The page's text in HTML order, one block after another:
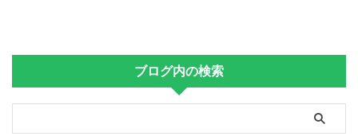
ブログ内の検索